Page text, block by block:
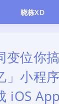
晓栋XD
变位你
」小程
iOS